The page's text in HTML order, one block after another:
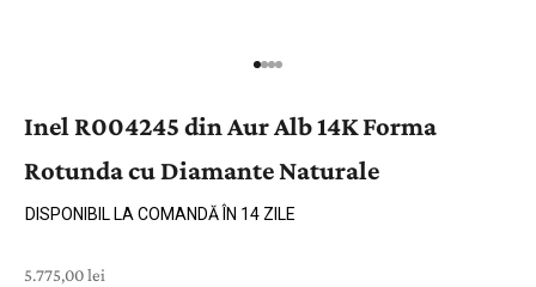
Inel R004245 din Aur Alb 14K Forma
Rotunda cu Diamante Naturale
DISPONIBIL LA COMANDĂ ÎN 14 ZILE
Preț cu reducere
5.775,00 lei